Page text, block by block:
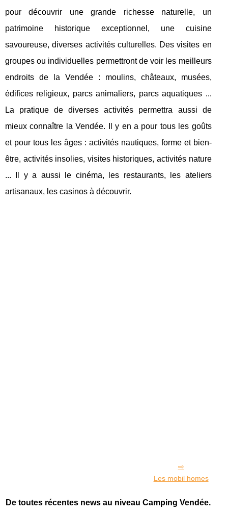
pour découvrir une grande richesse naturelle, un
patrimoine historique exceptionnel, une cuisine
savoureuse, diverses activités culturelles. Des visites en
groupes ou individuelles permettront de voir les meilleurs
endroits de la Vendée : moulins, châteaux, musées,
édifices religieux, parcs animaliers, parcs aquatiques ...
La pratique de diverses activités permettra aussi de
mieux connaître la Vendée. Il y en a pour tous les goûts
et pour tous les âges : activités nautiques, forme et bien-
être, activités insolies, visites historiques, activités nature
... Il y a aussi le cinéma, les restaurants, les ateliers
artisanaux, les casinos à découvrir.
Les mobil homes
De toutes récentes news au niveau Camping Vendée.